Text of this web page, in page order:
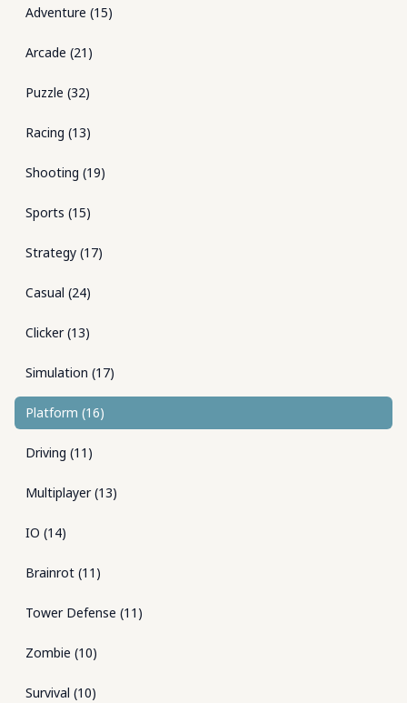
Adventure (15)
Arcade (21 )
Puzzle (32)
Racing (13)
Shooting (19)
Sports (15)
Strategy (17)
Casual (24)
Clicker(13)
Simulation (17)
Platform (16)
Driving (11 )
Multiplayer(13)
IO (14)
Brainrot (11 )
Tower Defense (11 )
Zombie (10)
Survival (10)